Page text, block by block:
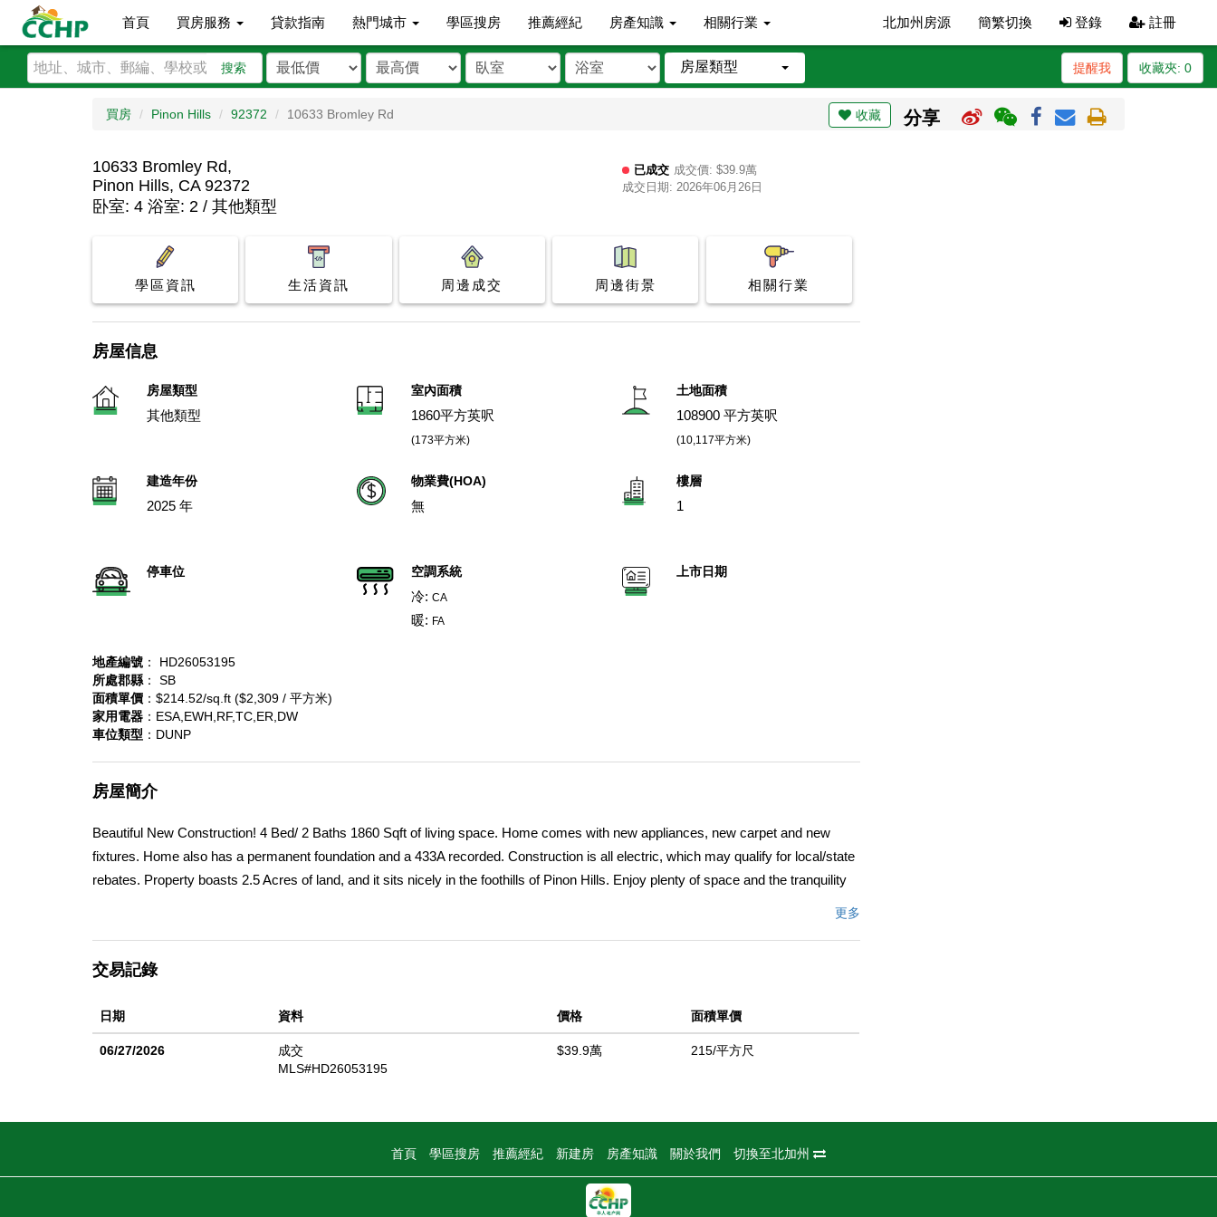
首頁 買房服務 貸款指南 熱門城市 學區搜房 推薦經紀 房產知識 相關行業 北加州房源 簡繁切換 登錄 註冊
搜索 房屋類型 收藏夾: 0
提醒我
買房 Pinon Hills 92372 10633 Bromley Rd 收藏 分享
10633 Bromley Rd,
Pinon Hills, CA 92372
已成交 成交價: $39.9萬
成交日期: 2026年06月26日
卧室: 4 浴室: 2 / 其他類型
學區資訊 生活資訊 周邊成交 周邊街景 相關行業
房屋信息
房屋類型
其他類型
室內面積
1860平方英呎
(173平方米)
土地面積
108900 平方英呎
(10,117平方米)
建造年份
2025 年
物業費(HOA)
無
樓層
1
停車位
空調系統
冷:CA
暖: FA
上市日期
地產編號 ： HD26053195
所處郡縣 ： SB
面積單價 ：$214.52/sq.ft ($2,309 / 平方米)
家用電器 ：ESA,EWH,RF,TC,ER,DW
車位類型 ：DUNP
房屋簡介
Beautiful New Construction! 4 Bed/ 2 Baths 1860 Sqft of living space. Home comes with new appliances, new carpet and new
fixtures. Home also has a permanent foundation and a 433A recorded. Construction is all electric, which may qualify for local/state
rebates. Property boasts 2.5 Acres of land, and it sits nicely in the foothills of Pinon Hills. Enjoy plenty of space and the tranquility
更多
交易記錄
日期 資料 價格 面積單價
06/27/2026
成交
MLS#HD26053195
$39.9萬 215/平方尺
首頁 學區搜房 推薦經紀 新建房 房產知識 關於我們 切換至北加州